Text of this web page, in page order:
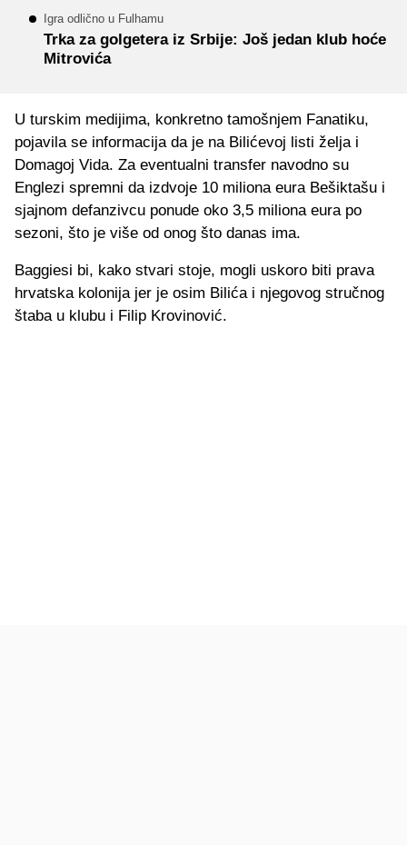
Igra odlično u Fulhamu
Trka za golgetera iz Srbije: Još jedan klub hoće
Mitrovića
U turskim medijima, konkretno tamošnjem Fanatiku,
pojavila se informacija da je na Bilićevoj listi želja i
Domagoj Vida. Za eventualni transfer navodno su
Englezi spremni da izdvoje 10 miliona eura Bešiktašu i
sjajnom defanzivcu ponude oko 3,5 miliona eura po
sezoni, što je više od onog što danas ima.
Baggiesi bi, kako stvari stoje, mogli uskoro biti prava
hrvatska kolonija jer je osim Bilića i njegovog stručnog
štaba u klubu i Filip Krovinović.